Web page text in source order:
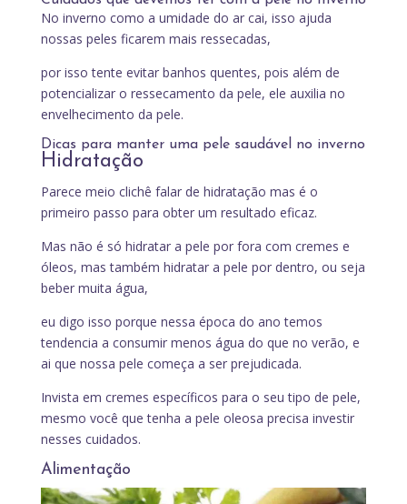
No inverno como a umidade do ar cai, isso ajuda
nossas peles ficarem mais ressecadas,
por isso tente evitar banhos quentes, pois além de
potencializar o ressecamento da pele, ele auxilia no
envelhecimento da pele.
Dicas para manter uma pele saudável no inverno
Hidratação
Parece meio clichê falar de hidratação mas é o
primeiro passo para obter um resultado eficaz.
Mas não é só hidratar a pele por fora com cremes e
óleos, mas também hidratar a pele por dentro, ou seja
beber muita água,
eu digo isso porque nessa época do ano temos
tendencia a consumir menos água do que no verão, e
ai que nossa pele começa a ser prejudicada.
Invista em cremes específicos para o seu tipo de pele,
mesmo você que tenha a pele oleosa precisa investir
nesses cuidados.
Alimentação